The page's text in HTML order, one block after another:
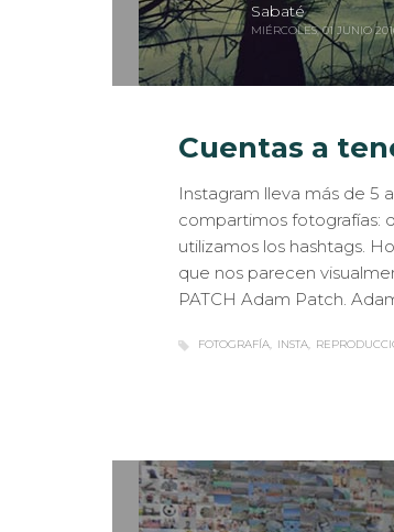
Sabaté
MIÉRCOLES, 01 JUNIO
Cuentas a
Instagram lleva más de 5
compartimos fotografías:
utilizamos los hashtags.
que nos parecen
PATCH Adam Patch.
FOTOGRAFÍA INSTA